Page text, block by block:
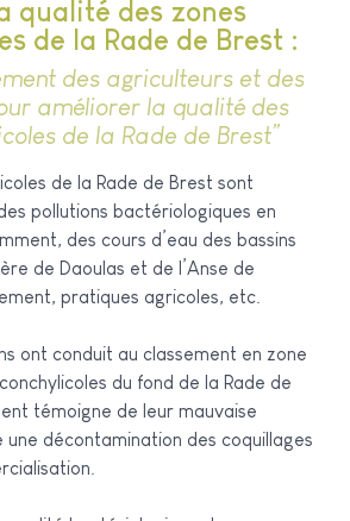
qualité des zones
de la Rade de Brest :
des agriculteurs et des
améliorer la qualité des
de la Rade de Brest”
de la Rade de Brest sont
pollutions bactériologiques en
des cours d’eau des bassins
de Daoulas et de l’Anse de
pratiques agricoles, etc.
ont conduit au classement en zone
du fond de la Rade de
témoigne de leur mauvaise
une décontamination des coquillages